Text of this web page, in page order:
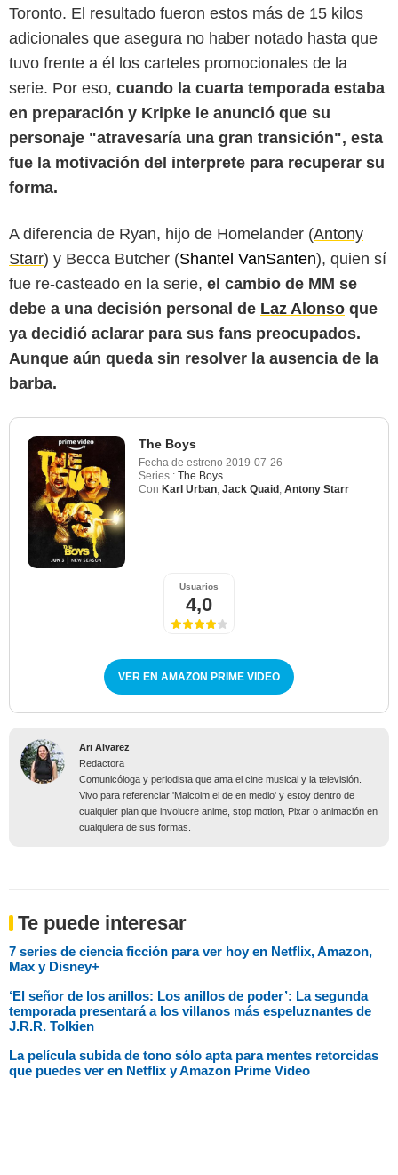
Toronto. El resultado fueron estos más de 15 kilos
adicionales que asegura no haber notado hasta que
tuvo frente a él los carteles promocionales de la
serie. Por eso, cuando la cuarta temporada estaba
en preparación y Kripke le anunció que su
personaje "atravesaría una gran transición", esta
fue la motivación del interprete para recuperar su
forma.
A diferencia de Ryan, hijo de Homelander (Antony
Starr) y Becca Butcher (Shantel VanSanten), quien sí
fue re-casteado en la serie, el cambio de MM se
debe a una decisión personal de Laz Alonso que
ya decidió aclarar para sus fans preocupados.
Aunque aún queda sin resolver la ausencia de la
barba.
The Boys
Fecha de estreno 2019-07-26
Series : The Boys
Con Karl Urban, Jack Quaid , Antony Starr
Usuarios
4,0
VER EN AMAZON PRIME VIDEO
Ari Alvarez
Redactora
Comunicóloga y periodista que ama el cine musical y la televisión.
Vivo para referenciar 'Malcolm el de en medio' y estoy dentro de
cualquier plan que involucre anime, stop motion, Pixar o animación en
cualquiera de sus formas.
Te puede interesar
7 series de ciencia ficción para ver hoy en Netflix, Amazon,
Max y Disney+
‘El señor de los anillos: Los anillos de poder’: La segunda
temporada presentará a los villanos más espeluznantes de
J.R.R. Tolkien
La película subida de tono sólo apta para mentes retorcidas
que puedes ver en Netflix y Amazon Prime Video